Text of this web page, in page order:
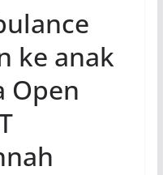
ke anak
Open